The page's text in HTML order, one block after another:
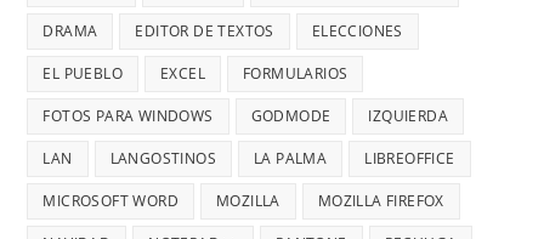
DRAMA EDITOR DE TEXTOS ELECCIONES
EL PUEBLO EXCEL FORMULARIOS
FOTOS PARA WINDOWS GODMODE IZQUIERDA
LAN LANGOSTINOS LA PALMA LIBREOFFICE
MICROSOFT WORD MOZILLA MOZILLA FIREFOX